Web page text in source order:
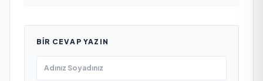
BIR CEVAP YAZIN